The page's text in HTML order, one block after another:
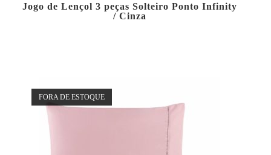
Jogo de Lençol 3 peças Solteiro Ponto Infinity
/ Cinza
FORA DE ESTOQUE